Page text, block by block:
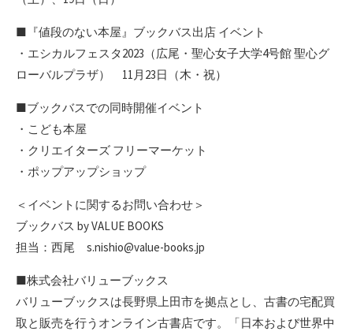
■『値段のない本屋』ブックバス出店 イベント
・エシカルフェスタ2023（広尾・聖心女子大学4号館 聖心グ
ローバルプラザ） 11月23日（木・祝）
■ブックバスでの同時開催イベント
・こども本屋
・クリエイターズ フリーマーケット
・ポップアップショップ
＜イベントに関するお問い合わせ＞
ブックバス by VALUE BOOKS
担当：西尾 s.nishio@value-books.jp
■株式会社バリューブックス
バリューブックスは長野県上田市を拠点とし、古書の宅配買
取と販売を行うオンライン古書店です。「日本および世界中